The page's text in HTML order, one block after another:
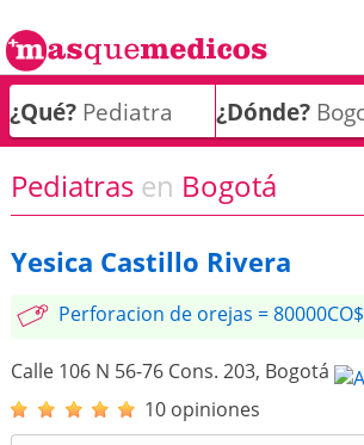
¿Qué? ¿Dónde?
Pediatras en Bogotá
Yesica Castillo Rivera
Perforacion de orejas = 80000CO$
Calle 106 N 56-76 Cons. 203, Bogotá
10 opiniones